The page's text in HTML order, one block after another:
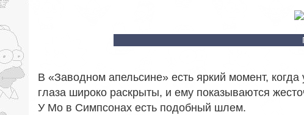
В «Заводном апельсине» есть яркий момент,
глаза широко раскрыты, и ему показываются
У Мо в Симпсонах есть подобный шлем.